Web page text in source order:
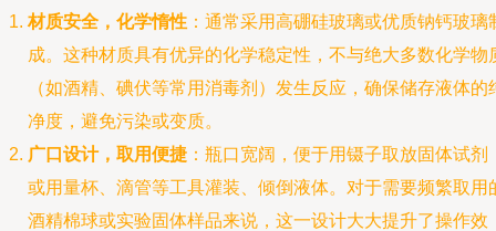
材质安全，化学惰性 ：通常采用高硼硅玻璃或优质钠钙玻璃
成。这种材质具有优异的化学稳定性，不与绝大多数化学物
（如酒精、碘伏等常用消毒剂）发生反应，确保储存液体的
净度，避免污染或变质。
广口设计，取用便捷 ：瓶口宽阔，便于用镊子取放固体试剂
或用量杯、滴管等工具灌装、倾倒液体。对于需要频繁取用
酒精棉球或实验固体样品来说，这一设计大大提升了操作效